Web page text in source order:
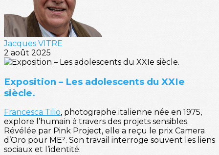
Jacques VITRE
2 août 2025
Exposition – Les adolescents du XXIe
siècle.
Francesca Tilio, photographe italienne née en 1975,
explore l’humain à travers des projets sensibles.
Révélée par Pink Project, elle a reçu le prix Camera
d’Oro pour ME². Son travail interroge souvent les liens
sociaux et l’identité.